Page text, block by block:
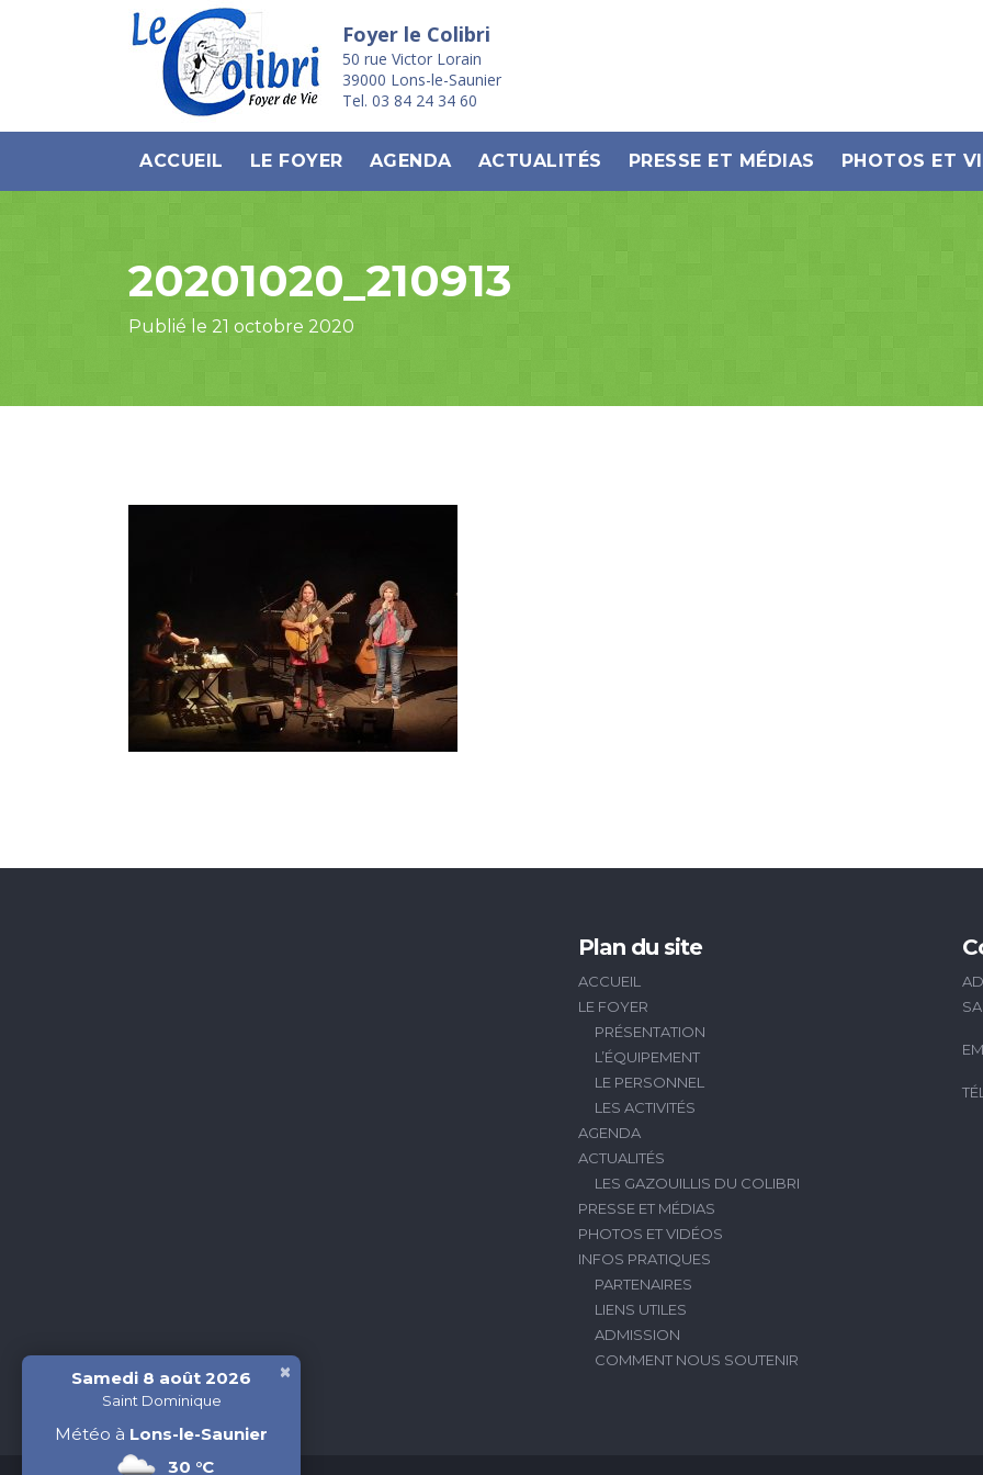
Foyer le Colibri
50 rue Victor Lorain
39000 Lons-le-Saunier
Tel. 03 84 24 34 60
ACCUEIL LE FOYER AGENDA ACTUALITÉS PRESSE ET MÉDIAS PHOTOS ET
20201020_210913
Publié le 21 octobre 2020
Plan du site
ACCUEIL
LE FOYER
PRÉSENTATION
L’ÉQUIPEMENT
LE PERSONNEL
LES ACTIVITÉS
AGENDA
ACTUALITÉS
LES GAZOUILLIS DU COLIBRI
PRESSE ET MÉDIAS
PHOTOS ET VIDÉOS
INFOS PRATIQUES
PARTENAIRES
LIENS UTILES
ADMISSION
COMMENT NOUS SOUTENIR
Samedi 8 août 2026
Saint Dominique
Météo à Lons-le-Saunier
30 °C
×